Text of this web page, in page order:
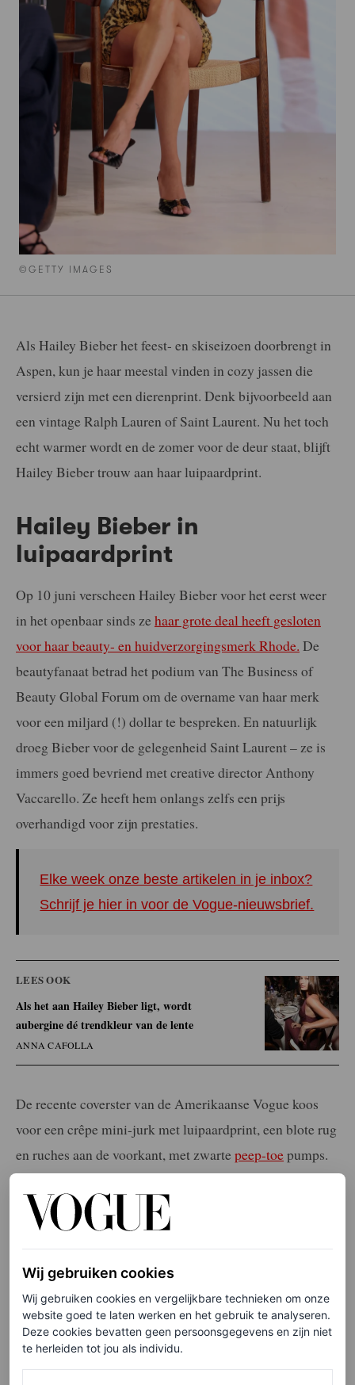
©GETTY IMAGES
Als Hailey Bieber het feest- en skiseizoen doorbrengt in
Aspen, kun je haar meestal vinden in cozy jassen die
versierd zijn met een dierenprint. Denk bijvoorbeeld aan
een vintage Ralph Lauren of Saint Laurent. Nu het toch
echt warmer wordt en de zomer voor de deur staat, blijft
Hailey Bieber trouw aan haar luipaardprint.
Hailey Bieber in
luipaardprint
Op 10 juni verscheen Hailey Bieber voor het eerst weer
in het openbaar sinds ze haar grote deal heeft gesloten
voor haar beauty- en huidverzorgingsmerk Rhode. De
beautyfanaat betrad het podium van The Business of
Beauty Global Forum om de overname van haar merk
voor een miljard (!) dollar te bespreken. En natuurlijk
droeg Bieber voor de gelegenheid Saint Laurent – ze is
immers goed bevriend met creative director Anthony
Vaccarello. Ze heeft hem onlangs zelfs een prijs
overhandigd voor zijn prestaties.
Elke week onze beste artikelen in je inbox?
Schrijf je hier in voor de Vogue-nieuwsbrief.
LEES OOK
Als het aan Hailey Bieber ligt, wordt
aubergine dé trendkleur van de lente
ANNA CAFOLLA
De recente coverster van de Amerikaanse Vogue koos
voor een crêpe mini-jurk met luipaardprint, een blote rug
en ruches aan de voorkant, met zwartepeep-toepumps.
Bieber droeg haar bruine lokken in een middenscheiding
met lichte golven aan de uiteinden. Haar nagels waren
zacht, lichtroze en haar make-up was minimaal,
misschien een vleugje Rhode’s pocket blush in de kleur
Piggy.
Little leopard dress
De mini-jurk is een vaste waarde voor Bieber, meestal in
Wij gebruiken cookies
Wij gebruiken cookies en vergelijkbare technieken om onze
website goed te laten werken en het gebruik te analyseren.
Deze cookies bevatten geen persoonsgegevens en zijn niet
te herleiden tot jou als individu.